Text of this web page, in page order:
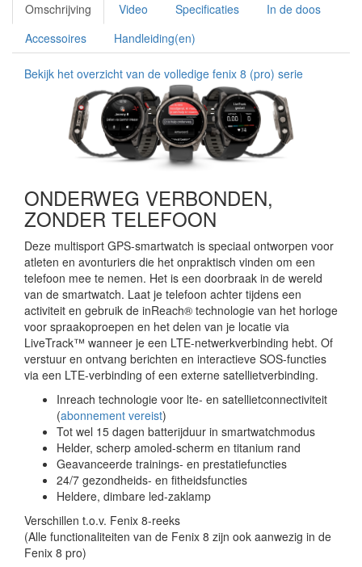
Omschrijving Video Specificaties
In de doos
Accessoires
Handleiding(en)
Bekijk het overzicht van de volledige fenix 8 (pro) serie
ONDERWEG VERBONDEN,
ZONDER TELEFOON
Deze multisport GPS-smartwatch is speciaal ontworpen voor
atleten en avonturiers die het onpraktisch vinden om een
telefoon mee te nemen. Het is een doorbraak in de wereld
van de smartwatch. Laat je telefoon achter tijdens een
activiteit en gebruik de inReach® technologie van het horloge
voor spraakoproepen en het delen van je locatie via
LiveTrack™ wanneer je een LTE-netwerkverbinding hebt. Of
verstuur en ontvang berichten en interactieve SOS-functies
via een LTE-verbinding of een externe satellietverbinding.
Inreach technologie voor lte- en satellietconnectiviteit
(abonnement vereist)
Tot wel 15 dagen batterijduur in smartwatchmodus
Helder, scherp amoled-scherm en titanium rand
Geavanceerde trainings- en prestatiefuncties
24/7 gezondheids- en fitheidsfuncties
Heldere, dimbare led-zaklamp
Verschillen t.o.v. Fenix 8-reeks
(Alle functionaliteiten van de Fenix 8 zijn ook aanwezig in de
Fenix 8 pro)